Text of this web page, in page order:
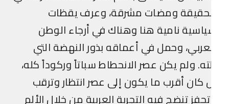
ومضات مشرقة، وعرف يقظات
نامية هنا وهناك في أرجاء الوطن
وحمل في أعماقه بذور النهضة التي
ولم يكن عصر الانحطاط سباتاً وركوداً كله،
كان أقرب ما يكون إلى عصر انتظار وترقب
تنضج فيه التجربة العربية من خلال الألم